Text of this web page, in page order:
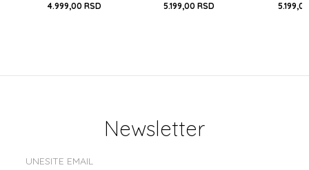
4.999,00 RSD 5.199,00 RSD 5.199,00
Newsletter